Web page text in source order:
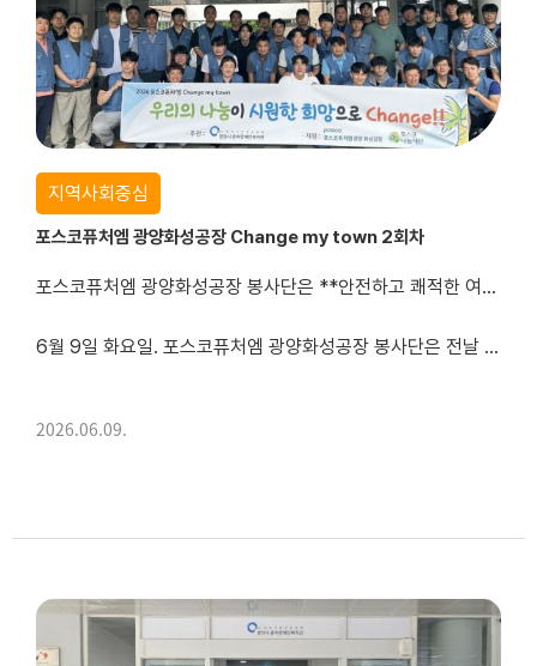
지역사회중심
포스코퓨처엠 광양화성공장 Change my town 2회차
포스코퓨처엠 광양화성공장 봉사단은 **안전하고 쾌적한 여름나기**를 주제로 2026 Change My Town 활동을 진행하고 있습니다.
6월 9일 화요일. 포스코퓨처엠 광양화성공장 봉사단은 전날 진상면 이천마을 어르신 가정을 방문해 에어컨 필터 청소를 실시한 데 이어, 이날은 복지관 이용자들이 더욱 쾌적한 환경에서 프로그램에 참여할 수 있...
2026.06.09.